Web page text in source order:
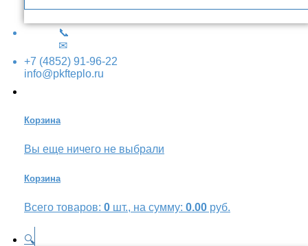
📞
✉
+7 (4852) 91-96-22
info@pkfteplo.ru
Корзина
Вы еще ничего не выбрали
Корзина
Всего товаров: 0 шт., на сумму: 0.00 руб.
🔍